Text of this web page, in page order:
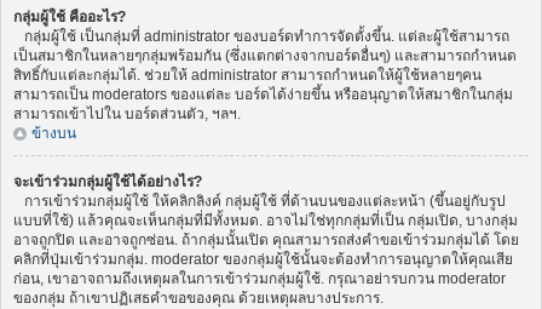
กลุ่มผู้ใช้ คืออะไร?
กลุ่มผู้ใช้ เป็นกลุ่มที่ administrator ของบอร์ดทำการจัดตั้งขึ้น. แต่ละผู้ใช้สามารถ
เป็นสมาชิกในหลายๆกลุ่มพร้อมกัน (ซึ่งแตกต่างจากบอร์ดอื่นๆ) และสามารถกำหนด
สิทธิ์กับแต่ละกลุ่มได้. ช่วยให้ administrator สามารถกำหนดให้ผู้ใช้หลายๆคน
สามารถเป็น moderators ของแต่ละ บอร์ดได้ง่ายขึ้น หรืออนุญาตให้สมาชิกในกลุ่ม
สามารถเข้าไปใน บอร์ดส่วนตัว, ฯลฯ.
ข้างบน
จะเข้าร่วมกลุ่มผู้ใช้ได้อย่างไร?
การเข้าร่วมกลุ่มผู้ใช้ ให้คลิกลิงค์ กลุ่มผู้ใช้ ที่ด้านบนของแต่ละหน้า (ขึ้นอยู่กับรูป
แบบที่ใช้) แล้วคุณจะเห็นกลุ่มที่มีทั้งหมด. อาจไม่ใช่ทุกกลุ่มที่เป็น กลุ่มเปิด, บางกลุ่ม
อาจถูกปิด และอาจถูกซ่อน. ถ้ากลุ่มนั้นเปิด คุณสามารถส่งคำขอเข้าร่วมกลุ่มได้ โดย
คลิกที่ปุ่มเข้าร่วมกลุ่ม. moderator ของกลุ่มผู้ใช้นั้นจะต้องทำการอนุญาตให้คุณเสีย
ก่อน, เขาอาจถามถึงเหตุผลในการเข้าร่วมกลุ่มผู้ใช้. กรุณาอย่ารบกวน moderator
ของกลุ่ม ถ้าเขาปฏิเสธคำขอของคุณ ด้วยเหตุผลบางประการ.